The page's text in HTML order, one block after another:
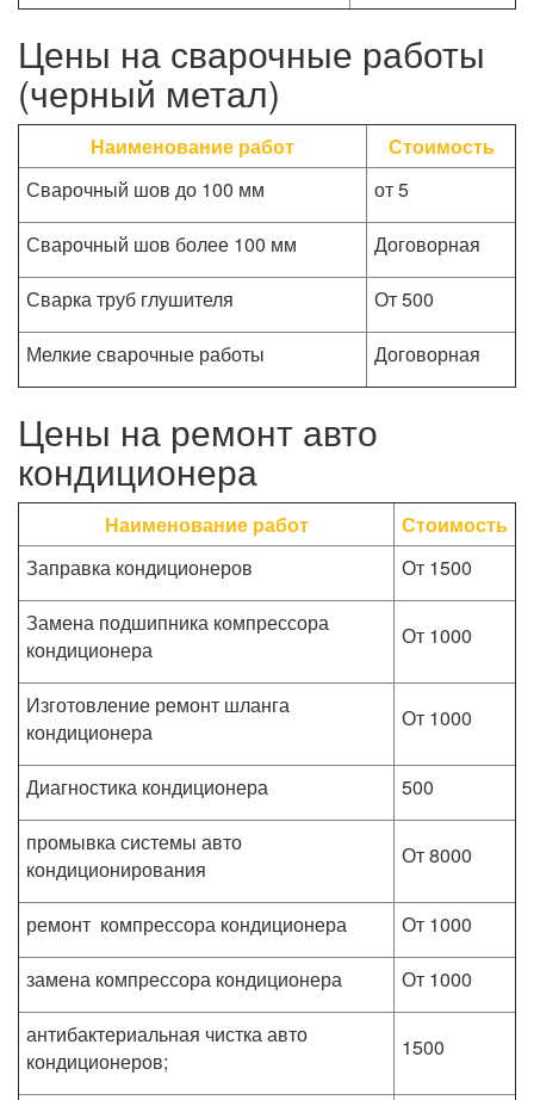
Цены на сварочные работы
(черный метал)
Наименование работ
Стоимость
Сварочный шов до 100 мм
от 5
Сварочный шов более 100 мм
Договорная
Сварка труб глушителя
От 500
Мелкие сварочные работы
Договорная
Цены на ремонт авто
кондиционера
Наименование работ
Стоимость
Заправка кондиционеров
От 1500
Замена подшипника компрессора
кондиционера
От 1000
Изготовление ремонт шланга
кондиционера
От 1000
Диагностика кондиционера
500
промывка системы авто
кондиционирования
От 8000
ремонт компрессора кондиционера
От 1000
замена компрессора кондиционера
От 1000
антибактериальная чистка авто
кондиционеров;
1500